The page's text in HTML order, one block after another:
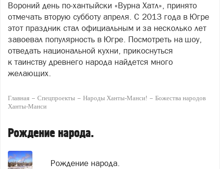
Вороний день по-хантыйски «Вурна Хатл», принято
отмечать вторую субботу апреля. С 2013 года в Югре
этот праздник стал официальным и за несколько лет
завоевал популярность в Югре. Посмотреть на шоу,
отведать национальной кухни, прикоснуться
к таинству древнего народа найдется много
желающих.
Главная Спецпроекты Народы Ханты-Манси!
Божества народов
Ханты-Манси
Рождение народа.
Рождение народа.